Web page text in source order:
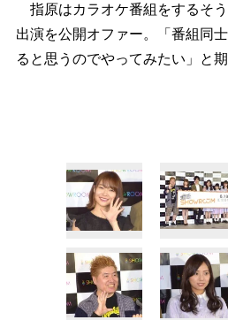
指原はカラオケ番組をするそ
出演を公開オファー。「番組同
ると思うのでやってみたい」と期